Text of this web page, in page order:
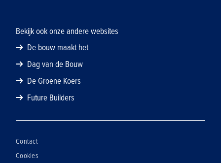
Bekijk ook onze andere websites
De bouw maakt het
Dag van de Bouw
De Groene Koers
Future Builders
Contact
Cookies